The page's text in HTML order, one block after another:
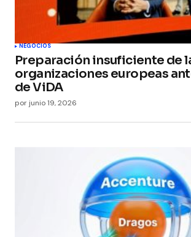
NEGOCIOS
Preparación insuficiente de
organizaciones europeas
de ViDA
por junio 19, 2026